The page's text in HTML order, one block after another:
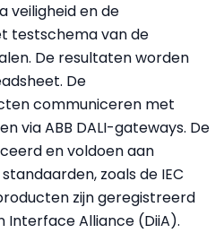
veiligheid en de
testschema van de
De resultaten worden
De
communiceren met
via ABB DALI-gateways. De
en voldoen aan
zoals de IEC
zijn geregistreerd
Interface Alliance (DiiA).